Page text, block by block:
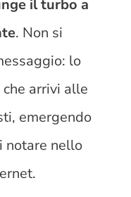
il turbo a
. Non si
lo
arrivi alle
emergendo
notare nello